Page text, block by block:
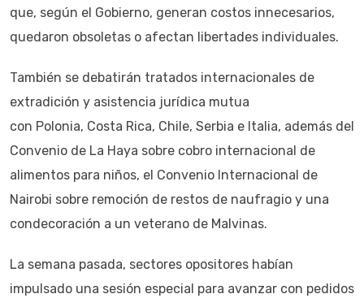
que, según el Gobierno, generan costos innecesarios,
quedaron obsoletas o afectan libertades individuales.
También se debatirán tratados internacionales de
extradición y asistencia jurídica mutua
con Polonia, Costa Rica, Chile, Serbia e Italia, además del
Convenio de La Haya sobre cobro internacional de
alimentos para niños, el Convenio Internacional de
Nairobi sobre remoción de restos de naufragio y una
condecoración a un veterano de Malvinas.
La semana pasada, sectores opositores habían
impulsado una sesión especial para avanzar con pedidos